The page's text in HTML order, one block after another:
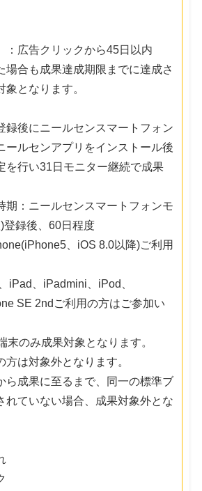
広告クリックから45日以内
合も成果達成期限までに達成さ
となります。
録後にニールセンスマートフォン
ルセンアプリをインストール後
を行い31日モニター継続で成果
：ニールセンスマートフォンモ
登録後、60日程度
、iOS 8.0以降)ご利用
iPad、iPadmini、iPod、
SE 2ndご利用の方はご参加い
のみ成果対象となります。
は対象外となります。
ら成果に至るまで、同一の標準ブ
れていない場合、成果対象外とな